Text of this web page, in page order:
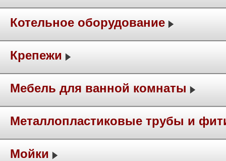
Котельное оборудование
Крепежи
Мебель для ванной комнаты
Металлопластиковые трубы и
Мойки